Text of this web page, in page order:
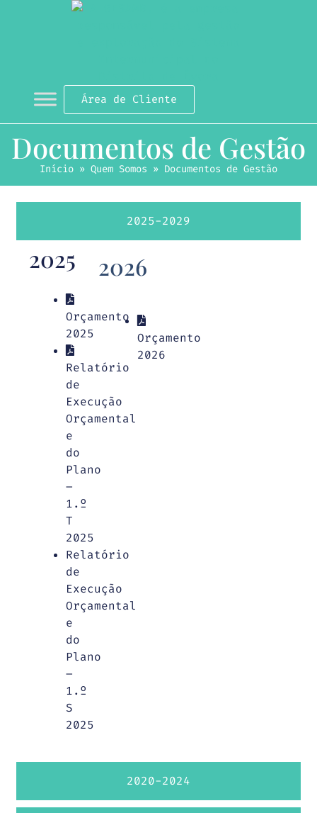
Área de Cliente
Documentos de Gestão
Início » Quem Somos » Documentos de Gestão
2025-2029
2020-2024
2025
Orçamento
2025
Relatório
de
Execução
Orçamental
e
do
Plano
–
1.º
T
2025
Relatório
de
Execução
Orçamental
e
do
Plano
–
1.º
S
2025
2026
Orçamento
2026